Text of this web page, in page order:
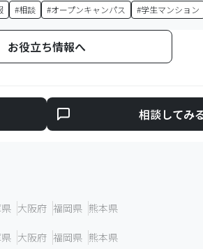
#相談 #オープンキャンパス #学生マンション
お役立ち情報へ
相談してみ
大阪府 福岡県 熊本県
大阪府 福岡県 熊本県